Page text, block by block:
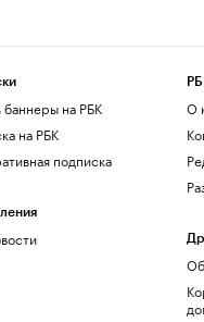
на РБК
на РБК
подписка
О